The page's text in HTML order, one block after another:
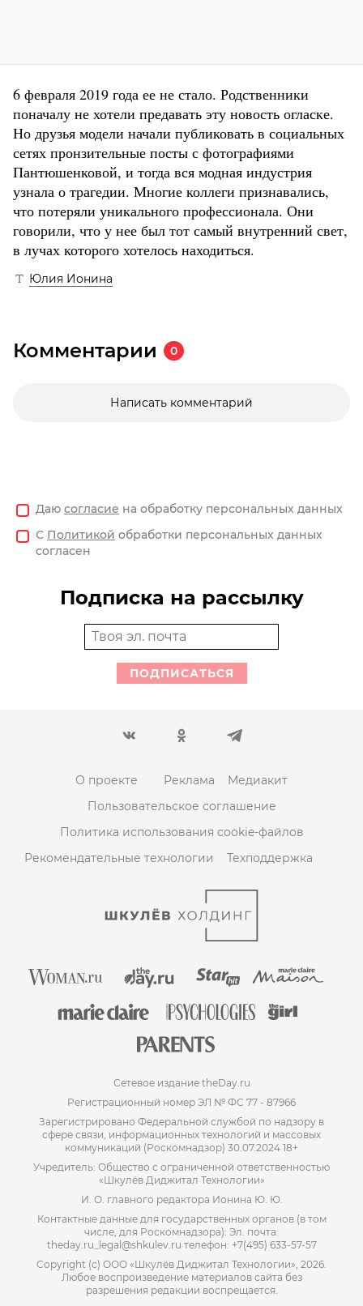
6 февраля 2019 года ее не стало. Родственники
поначалу не хотели предавать эту новость огласке.
Но друзья модели начали публиковать в социальных
сетях пронзительные посты с фотографиями
Пантюшенковой, и тогда вся модная индустрия
узнала о трагедии. Многие коллеги признавались,
что потеряли уникального профессионала. Они
говорили, что у нее был тот самый внутренний свет,
в лучах которого хотелось находиться.
Юлия Ионина
Комментарии 0
Написать комментарий
Даю согласие на обработку персональных данных
С Политикой обработки персональных данных
согласен
Подписка на рассылку
ПОДПИСАТЬСЯ
О проекте Реклама
Медиакит
Пользовательское соглашение
Политика использования cookie-файлов
Рекомендательные технологии
Техподдержка
Сетевое издание theDay.ru
Регистрационный номер ЭЛ № ФС 77 - 87966
Зарегистрировано Федеральной службой по надзору в
сфере связи, информационных технологий и массовых
коммуникаций (Роскомнадзор) 30.07.2024 18+
Учредитель: Общество с ограниченной ответственностью
«Шкулёв Диджитал Технологии»
И. О. главного редактора Ионина Ю. Ю.
Контактные данные для государственных органов (в том
числе, для Роскомнадзора): Эл. почта:
theday.ru_legal@shkulev.ru телефон: +7(495) 633-57-57
Copyright (с) ООО «Шкулёв Диджитал Технологии», 2026.
Любое воспроизведение материалов сайта без
разрешения редакции воспрещается.